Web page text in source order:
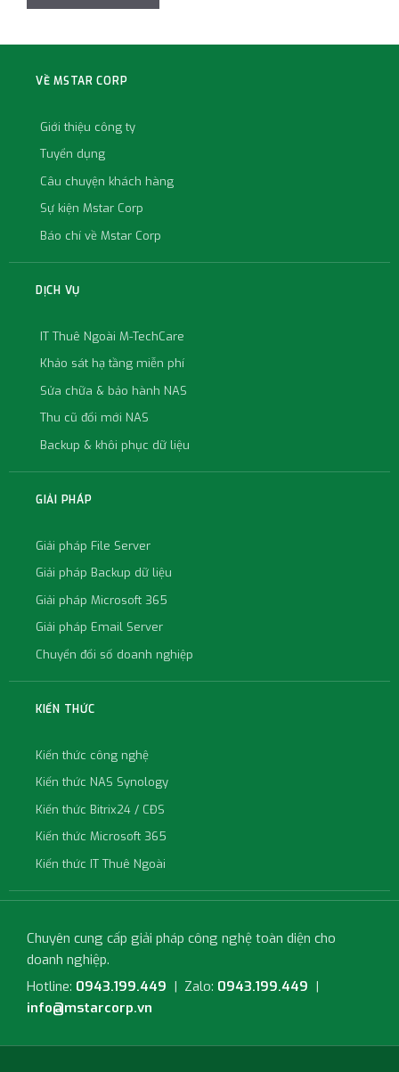
VỀ MSTAR CORP
Giới thiệu công ty
Tuyển dụng
Câu chuyện khách hàng
Sự kiện Mstar Corp
Báo chí về Mstar Corp
DỊCH VỤ
IT Thuê Ngoài M-TechCare
Khảo sát hạ tầng miễn phí
Sửa chữa & bảo hành NAS
Thu cũ đổi mới NAS
Backup & khôi phục dữ liệu
GIẢI PHÁP
Giải pháp File Server
Giải pháp Backup dữ liệu
Giải pháp Microsoft 365
Giải pháp Email Server
Chuyển đổi số doanh nghiệp
KIẾN THỨC
Kiến thức công nghệ
Kiến thức NAS Synology
Kiến thức Bitrix24 / CĐS
Kiến thức Microsoft 365
Kiến thức IT Thuê Ngoài
Chuyên cung cấp giải pháp công nghệ toàn diện cho
doanh nghiệp.
Hotline: 0943.199.449 | Zalo: 0943.199.449 |
info@mstarcorp.vn